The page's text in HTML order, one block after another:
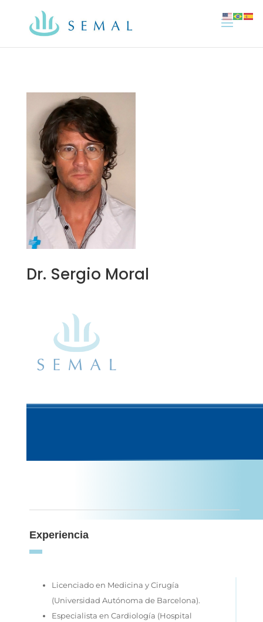
Dr. Sergio Moral
Experiencia
Licenciado en Medicina y Cirugía
(Universidad Autónoma de Barcelona).
Especialista en Cardiología (Hospital